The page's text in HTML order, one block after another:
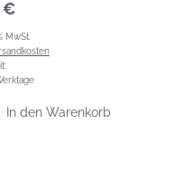
€
MwSt.
In den Warenkorb